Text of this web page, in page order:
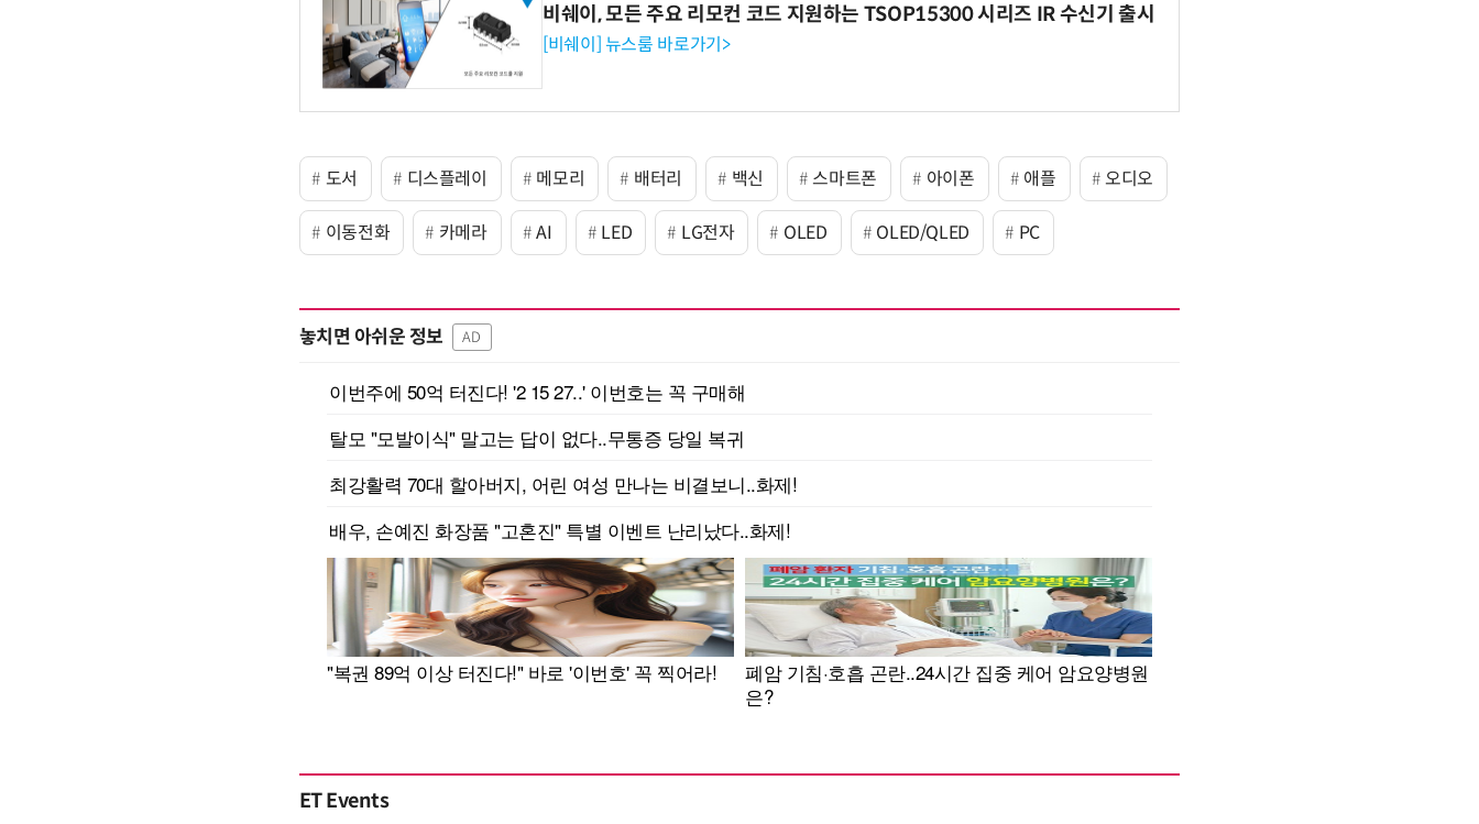
비쉐이, 모든 주요 리모컨 코드 지원하는 TSOP15300 시리즈 IR 수신기 출시
[비쉐이] 뉴스룸 바로가기>
도서 디스플레이 메모리 배터리 백신 스마트폰 아이폰 애플 오디오
이동전화 카메라 AI LED LG전자 OLED OLED/QLED PC
놓치면 아쉬운 정보 AD
ET Events